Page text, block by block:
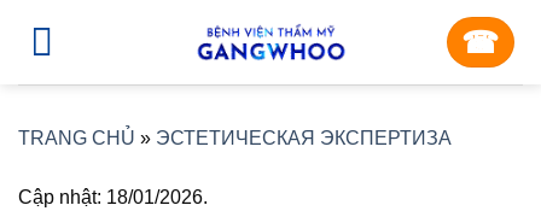
☎︎
TRANG CHỦ » ЭСТЕТИЧЕСКАЯ ЭКСПЕРТИЗА
Cập nhật: 18/01/2026.